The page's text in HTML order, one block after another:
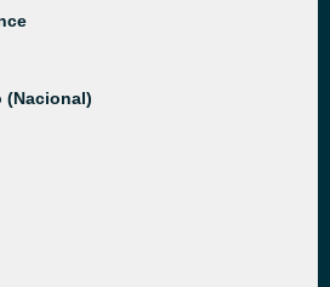
(Nacional)